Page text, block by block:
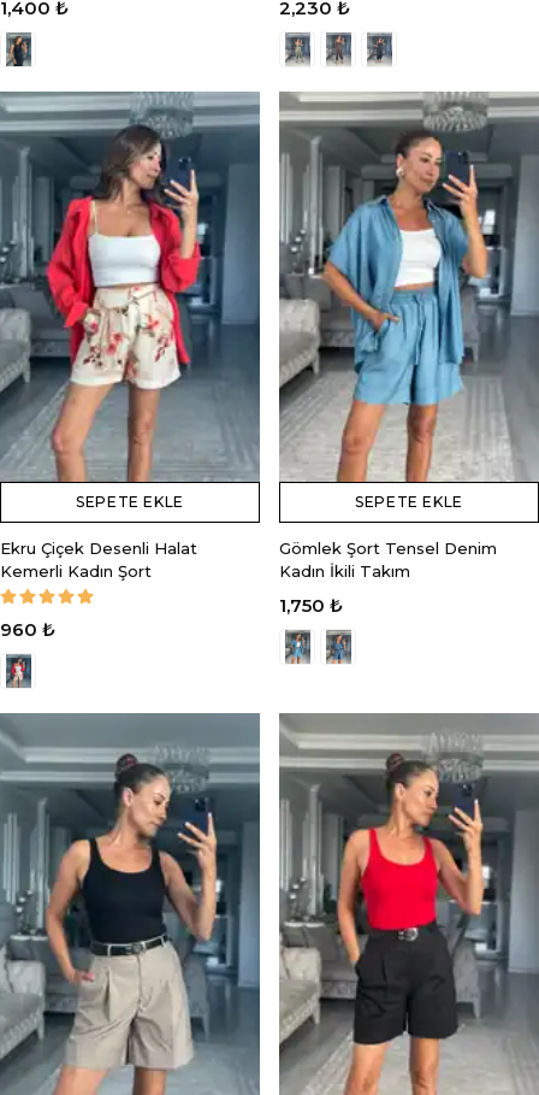
1,400 ₺ 2,230 ₺
SEPETE EKLE
Ekru Çiçek Desenli Halat
Kemerli Kadın Şort
960 ₺
SEPETE EKLE
Gömlek Şort Tensel Denim
Kadın İkili Takım
1,750 ₺